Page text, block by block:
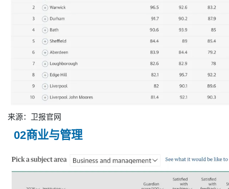
来源：卫报官网
02商业与管理